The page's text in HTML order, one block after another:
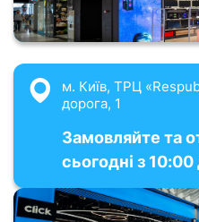
м. Київ, ТРЦ
дорога, 1
Замовляйте та
сьогодні з